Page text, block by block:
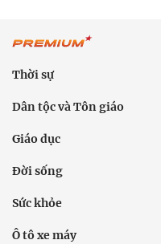
Thời sự
Dân tộc và Tôn giáo
Giáo dục
Đời sống
Sức khỏe
Ô tô xe máy